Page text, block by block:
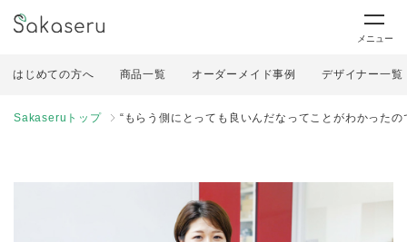
メニュー
はじめての方へ 商品一覧 オーダーメイド事例 デザイナー一覧
Sakaseruトップ “もらう側にとっても良いんだなってことがわかったの